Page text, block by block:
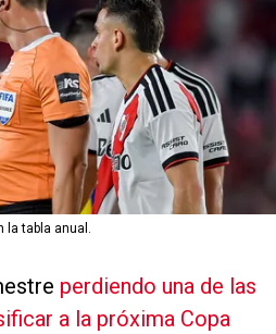
la tabla anual.
perdiendo una de las
a la próxima Copa